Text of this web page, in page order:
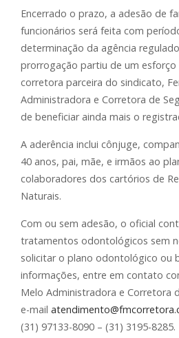
Encerrado o prazo, a adesão de
funcionários será feita com
determinação da agência
prorrogação partiu de um esforço
corretora parceira do sindicato,
Administradora e Corretora de
de beneficiar ainda mais o
A aderência inclui cônjuge,
40 anos, pai, mãe, e irmãos ao
colaboradores dos cartórios de
Naturais.
Com ou sem adesão, o oficial
tratamentos odontológicos sem
solicitar o plano odontológico ou
informações, entre em contato
Melo Administradora e Corretora
e-mail
(31) 97133-8090 – (31) 3195-8285.